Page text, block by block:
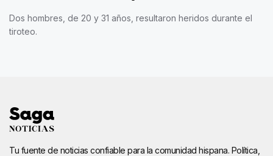
Dos hombres, de 20 y 31 años, resultaron heridos durante el
tiroteo.
Tu fuente de noticias confiable para la comunidad hispana. Política,